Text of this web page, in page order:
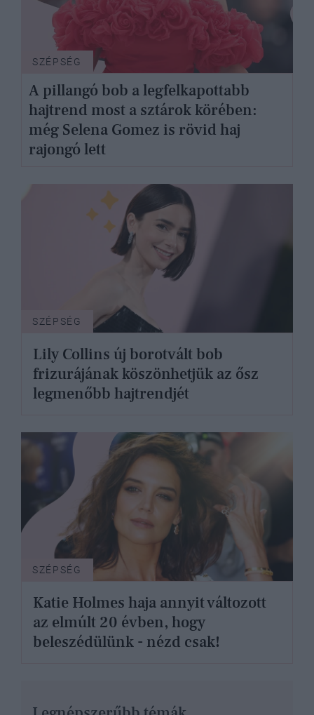
SZÉPSÉG
A pillangó bob a legfelkapottabb
hajtrend most a sztárok körében:
még Selena Gomez is rövid haj
rajongó lett
SZÉPSÉG
Lily Collins új borotvált bob
frizurájának köszönhetjük az ősz
legmenőbb hajtrendjét
SZÉPSÉG
Katie Holmes haja annyit változott
az elmúlt 20 évben, hogy
beleszédülünk - nézd csak!